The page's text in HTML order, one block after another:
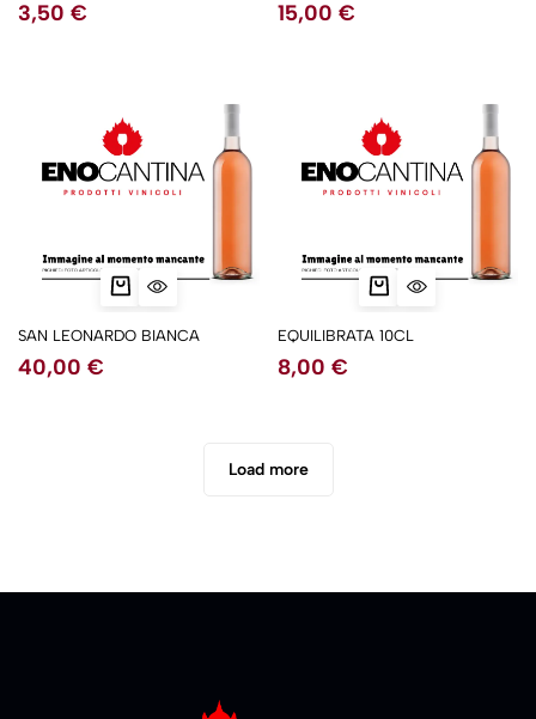
3,50 € 15,00 €
SAN LEONARDO BIANCA
40,00 €
EQUILIBRATA 10CL
8,00 €
Load more